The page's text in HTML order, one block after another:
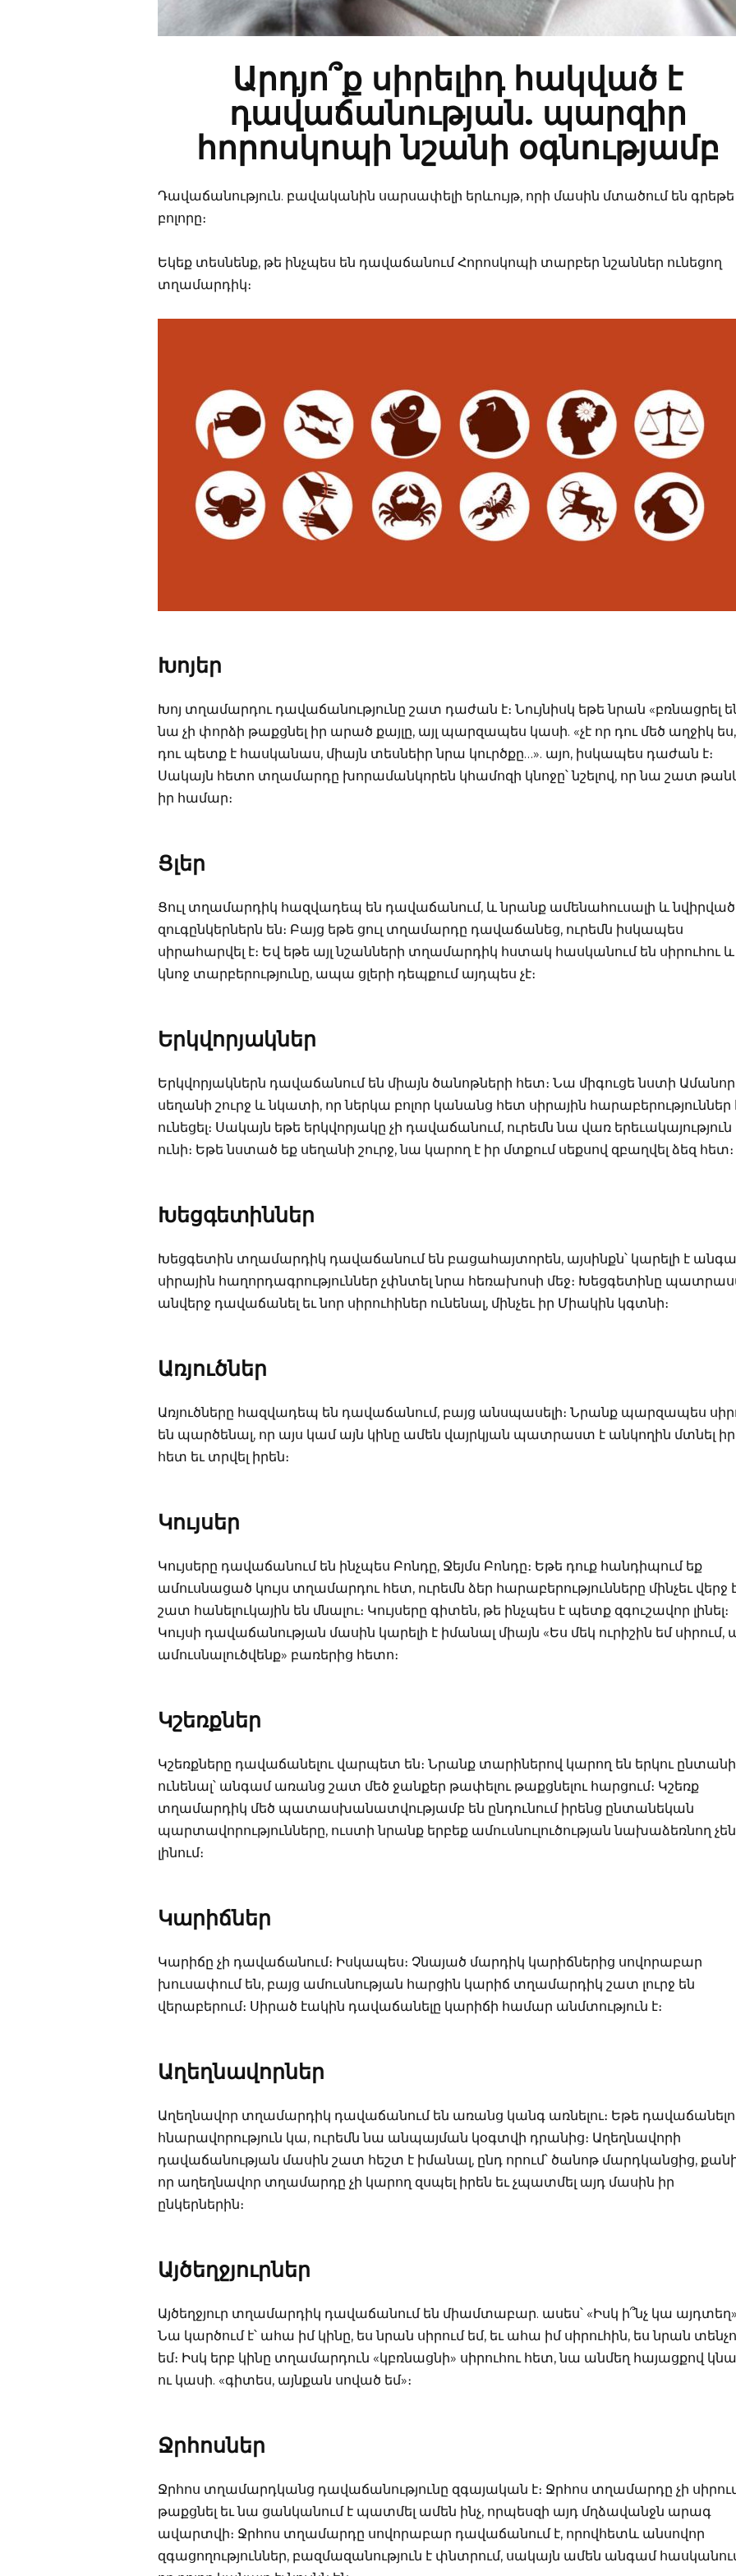
Արդյո՞ք սիրելիդ հակված է
դավաճանության. պարզիր
հորոսկոպի նշանի օգնությամբ
Դավաճանություն. բավականին սարսափելի երևույթ, որի մասին մտածում են գրեթե
բոլորը։
Եկեք տեսնենք, թե ինչպես են դավաճանում Հորոսկոպի տարբեր նշաններ ունեցող
տղամարդիկ։
Խոյեր
Խոյ տղամարդու դավաճանությունը շատ դաժան է։ Նույնիսկ եթե նրան «բռնացրել
նա չի փորձի թաքցնել իր արած քայլը, այլ պարզապես կասի. «չէ որ դու մեծ աղջիկ ես,
դու պետք է հասկանաս, միայն տեսնեիր նրա կուրծքը…». այո, իսկապես դաժան է։
Սակայն հետո տղամարդը խորամանկորեն կհամոզի կնոջը՝ նշելով, որ նա շատ
իր համար։
Ցլեր
Ցուլ տղամարդիկ հազվադեպ են դավաճանում, և նրանք ամենահուսալի և նվիրված
զուգընկերներն են։ Բայց եթե ցուլ տղամարդը դավաճանեց, ուրեմն իսկապես
սիրահարվել է։ Եվ եթե այլ նշանների տղամարդիկ հստակ հասկանում են սիրուհու և
կնոջ տարբերությունը, ապա ցլերի դեպքում այդպես չէ։
Երկվորյակներ
Երկվորյակներն դավաճանում են միայն ծանոթների հետ։ Նա միգուցե նստի
սեղանի շուրջ և նկատի, որ ներկա բոլոր կանանց հետ սիրային հարաբերություններ
ունեցել։ Սակայն եթե երկվորյակը չի դավաճանում, ուրեմն նա վառ երեւակայություն
ունի։ Եթե նստած եք սեղանի շուրջ, նա կարող է իր մտքում սեքսով զբաղվել ձեզ հետ։
Խեցգետիններ
Խեցգետին տղամարդիկ դավաճանում են բացահայտորեն, այսինքն՝ կարելի է
սիրային հաղորդագրություններ չփնտել նրա հեռախոսի մեջ։ Խեցգետինը
անվերջ դավաճանել եւ նոր սիրուհիներ ունենալ, մինչեւ իր Միակին կգտնի։
Առյուծներ
Առյուծները հազվադեպ են դավաճանում, բայց անսպասելի։ Նրանք պարզապես
են պարծենալ, որ այս կամ այն կինը ամեն վայրկյան պատրաստ է անկողին մտնել իր
հետ եւ տրվել իրեն։
Կույսեր
Կույսերը դավաճանում են ինչպես Բոնդը, Ջեյմս Բոնդը։ Եթե դուք հանդիպում եք
ամուսնացած կույս տղամարդու հետ, ուրեմն ձեր հարաբերությունները մինչեւ վերջ
շատ հանելուկային են մնալու։ Կույսերը գիտեն, թե ինչպես է պետք զգուշավոր լինել։
Կույսի դավաճանության մասին կարելի է իմանալ միայն «Ես մեկ ուրիշին եմ սիրում,
ամուսնալուծվենք» բառերից հետո։
Կշեռքներ
Կշեռքները դավաճանելու վարպետ են։ Նրանք տարիներով կարող են երկու
ունենալ՝ անգամ առանց շատ մեծ ջանքեր թափելու թաքցնելու հարցում։ Կշեռք
տղամարդիկ մեծ պատասխանատվությամբ են ընդունում իրենց ընտանեկան
պարտավորությունները, ուստի նրանք երբեք ամուսնուլուծության նախաձեռնող չեն
լինում։
Կարիճներ
Կարիճը չի դավաճանում։ Իսկապես։ Չնայած մարդիկ կարիճներից սովորաբար
խուսափում են, բայց ամուսնության հարցին կարիճ տղամարդիկ շատ լուրջ են
վերաբերում։ Սիրած էակին դավաճանելը կարիճի համար անմտություն է։
Աղեղնավորներ
Աղեղնավոր տղամարդիկ դավաճանում են առանց կանգ առնելու։ Եթե
հնարավորություն կա, ուրեմն նա անպայման կօգտվի դրանից։ Աղեղնավորի
դավաճանության մասին շատ հեշտ է իմանալ, ընդ որում՝ ծանոթ մարդկանցից,
որ աղեղնավոր տղամարդը չի կարող զսպել իրեն եւ չպատմել այդ մասին իր
ընկերներին։
Այծեղջյուրներ
Այծեղջյուր տղամարդիկ դավաճանում են միամտաբար. ասես՝ «Իսկ ի՞նչ կա
Նա կարծում է՝ ահա իմ կինը, ես նրան սիրում եմ, եւ ահա իմ սիրուհին, ես նրան
եմ։ Իսկ երբ կինը տղամարդուն «կբռնացնի» սիրուհու հետ, նա անմեղ հայացքով
ու կասի. «գիտես, այնքան սոված եմ»։
Ջրհոսներ
Ջրհոս տղամարդկանց դավաճանությունը զգայական է։ Ջրհոս տղամարդը չի
թաքցնել եւ նա ցանկանում է պատմել ամեն ինչ, որպեսզի այդ մղձավանջն արագ
ավարտվի։ Ջրհոս տղամարդը սովորաբար դավաճանում է, որովհետև անսովոր
զգացողություններ, բազմազանություն է փնտրում, սակայն ամեն անգամ